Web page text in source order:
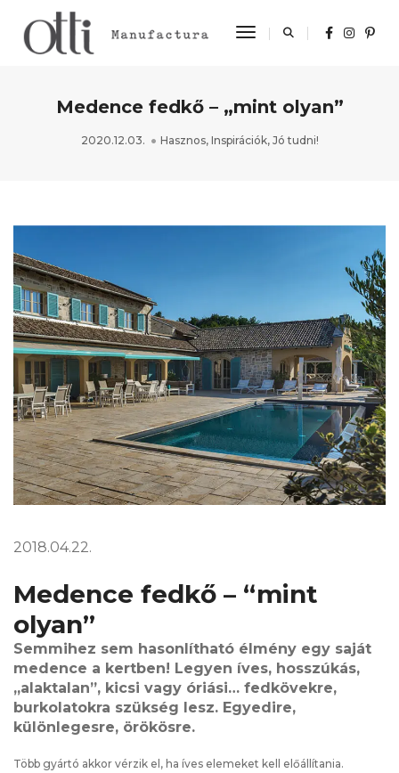
Toggle Navigation
Medence fedkő – „mint olyan”
2020.12.03. Hasznos, Inspirációk, Jó tudni!
2018.04.22.
Medence fedkő – “mint
olyan”
Semmihez sem hasonlítható élmény egy saját
medence a kertben! Legyen íves, hosszúkás,
„alaktalan”, kicsi vagy óriási… fedkövekre,
burkolatokra szükség lesz. Egyedire,
különlegesre, örökösre.
Több gyártó akkor vérzik el, ha íves elemeket kell előállítania.